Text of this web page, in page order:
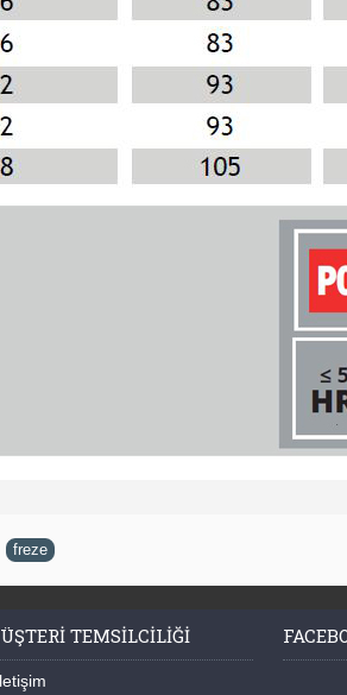
freze
TEMSILCILIĞI